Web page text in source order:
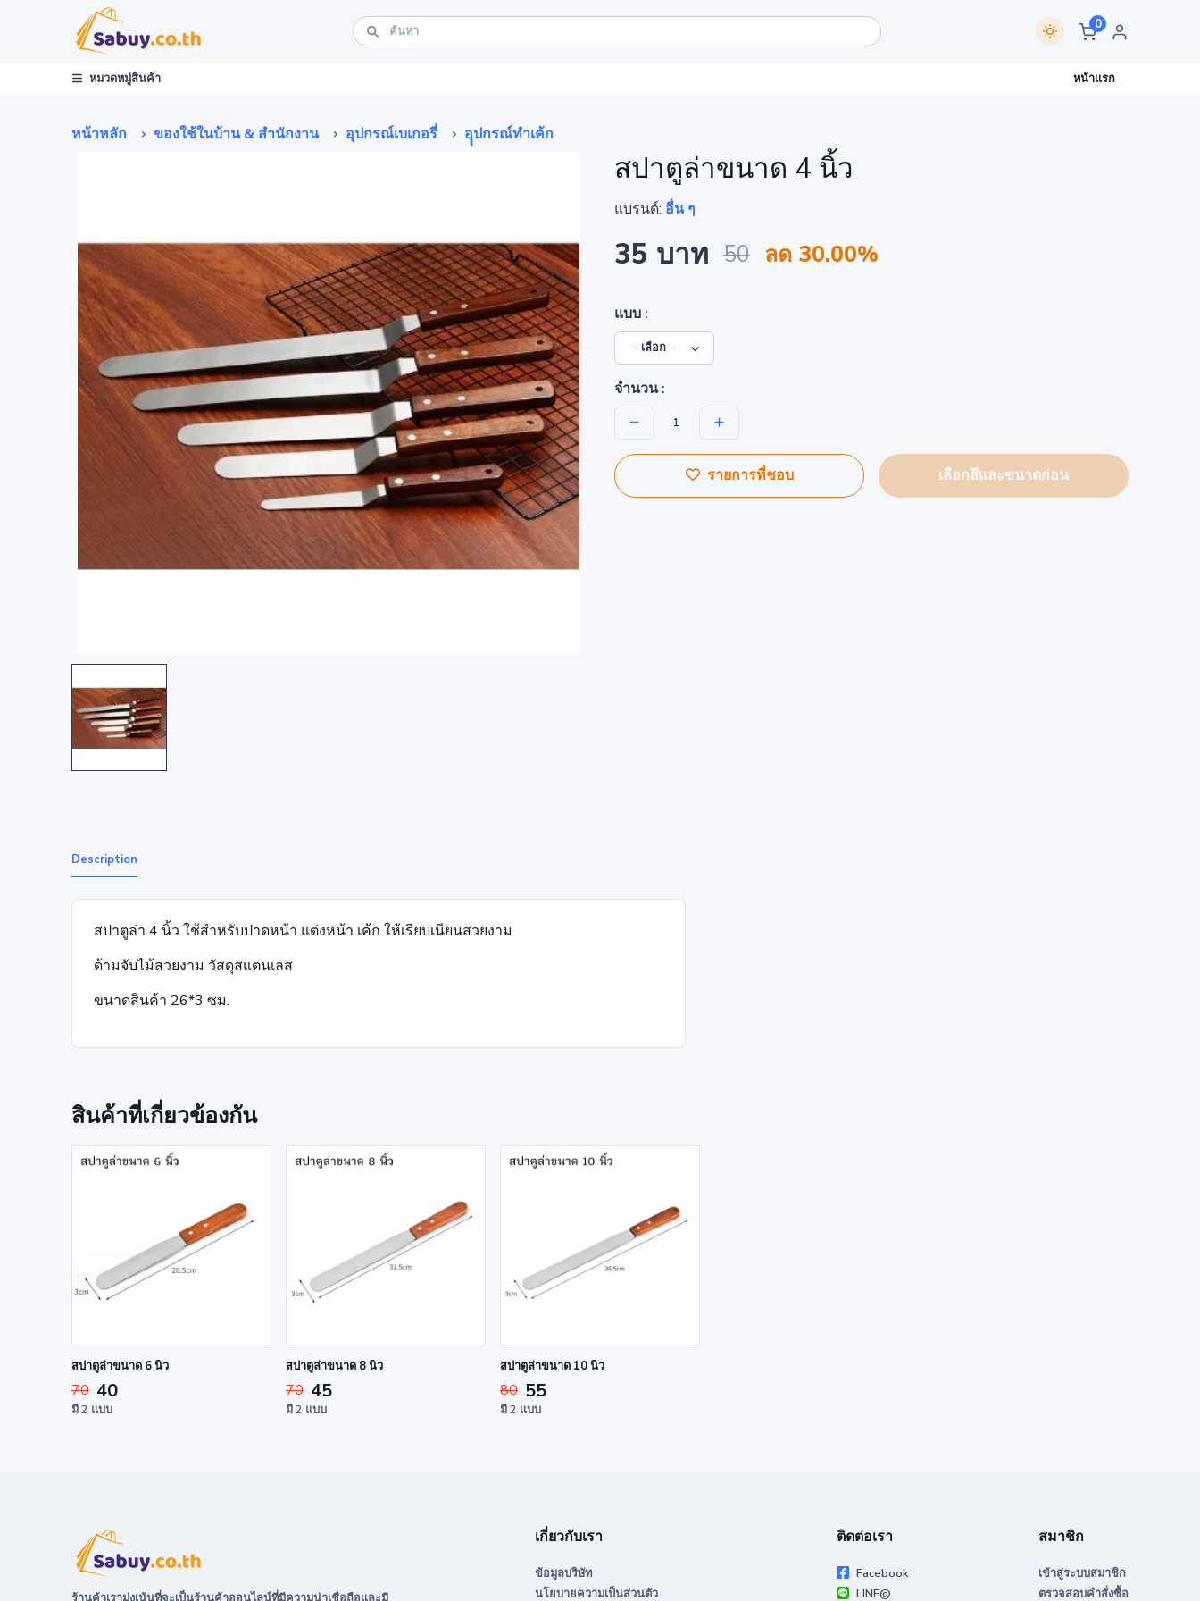
0
หมวดหมู่สินค้า หน้าแรก
หน้าหลัก ของใช้ในบ้าน & สำนักงาน อุปกรณ์เบเกอรี่ อุุปกรณ์ทำเค้ก
สปาตูล่าขนาด 4 นิ้ว
แบรนด์: อื่น ๆ
35 บาท 50 ลด 30.00%
แบบ :
จำนวน :
รายการที่ชอบ เลือกสีและขนาดก่อน
Description
สปาตูล่า 4 นิ้ว ใช้สำหรับปาดหน้า แต่งหน้า เค้ก ให้เรียบเนียนสวยงาม
ด้ามจับไม้สวยงาม วัสดุสแตนเลส
ขนาดสินค้า 26*3 ซม.
สินค้าที่เกี่ยวข้องกัน
สปาตูล่าขนาด 6 นิ้ว
70 40
มี 2 แบบ
สปาตูล่าขนาด 8 นิ้ว
70 45
มี 2 แบบ
สปาตูล่าขนาด 10 นิ้ว
80 55
มี 2 แบบ
เกี่ยวกับเรา
ข้อมูลบริษัท
นโยบายความเป็นส่วนตัว
ติดต่อเรา
Facebook
LINE@
สมาชิก
เข้าสู่ระบบสมาชิก
ตรวจสอบคำสั่งซื้อ